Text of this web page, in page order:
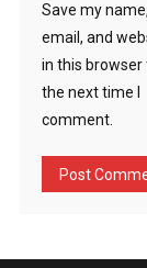
Save my name,
email, and
in this browser
the next time I
comment.